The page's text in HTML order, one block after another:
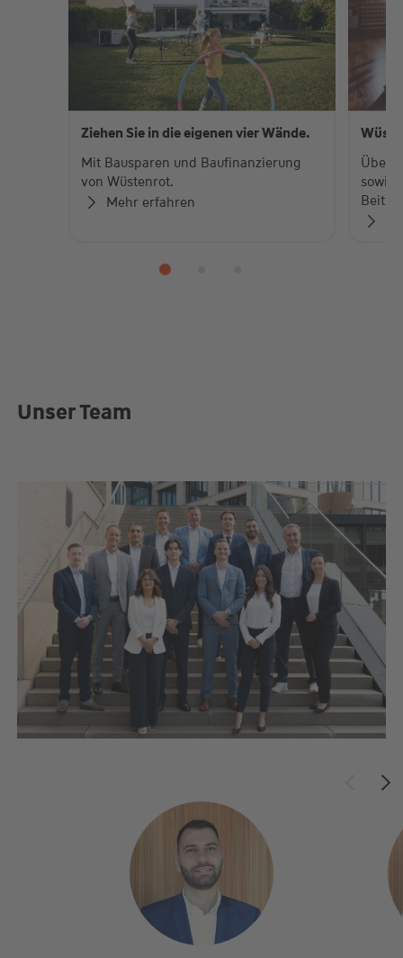
Ziehen Sie in die eigenen vier Wände.
Mit Bausparen und Baufinanzierung
von Wüstenrot.
Mehr erfahren
Über
sowie
Unser Team